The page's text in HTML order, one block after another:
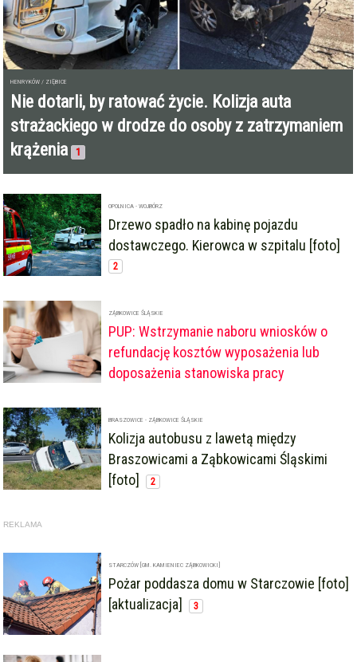
HENRYKÓW / ZIĘBICE
Nie dotarli, by ratować życie. Kolizja auta
strażackiego w drodze do osoby z zatrzymaniem
krążenia
1
OPOLNICA - WOJBÓRZ
Drzewo spadło na kabinę pojazdu
dostawczego. Kierowca w szpitalu [foto]
2
ZĄBKOWICE ŚLĄSKIE
PUP: Wstrzymanie naboru wniosków o
refundację kosztów wyposażenia lub
doposażenia stanowiska pracy
BRASZOWICE - ZĄBKOWICE ŚLĄSKIE
Kolizja autobusu z lawetą między
Braszowicami a Ząbkowicami Śląskimi
[foto]
2
REKLAMA
STARCZÓW [GM. KAMIENIEC ZĄBKOWICKI]
Pożar poddasza domu w Starczowie [foto]
[aktualizacja]
3